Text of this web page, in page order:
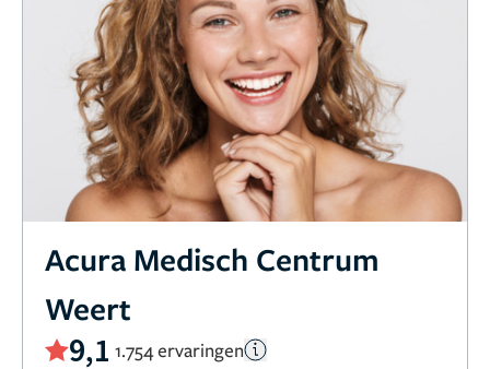
Acura Medisch Centrum
Weert
9,1 1.754 ervaringen